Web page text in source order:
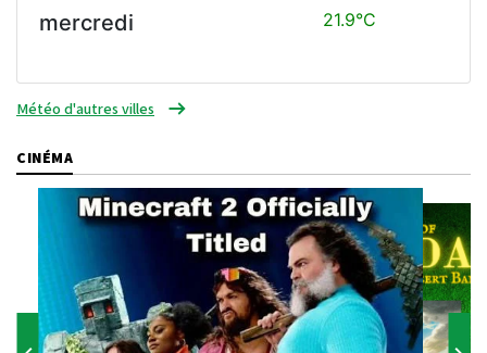
mercredi 21.9°C
Météo d'autres villes
CINÉMA